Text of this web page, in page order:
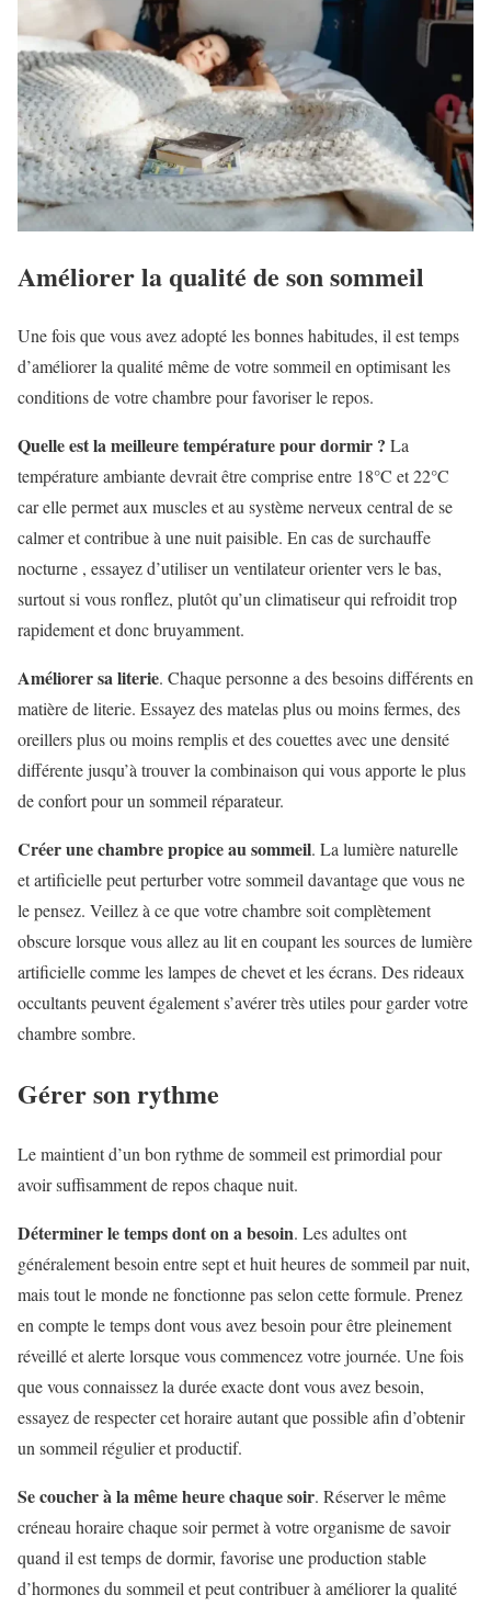
Améliorer la qualité de son sommeil
Une fois que vous avez adopté les bonnes habitudes, il est temps
d’améliorer la qualité même de votre sommeil en optimisant les
conditions de votre chambre pour favoriser le repos.
Quelle est la meilleure température pour dormir ? La
température ambiante devrait être comprise entre 18°C et 22°C
car elle permet aux muscles et au système nerveux central de se
calmer et contribue à une nuit paisible. En cas de surchauffe
nocturne , essayez d’utiliser un ventilateur orienter vers le bas,
surtout si vous ronflez, plutôt qu’un climatiseur qui refroidit trop
rapidement et donc bruyamment.
Améliorer sa literie. Chaque personne a des besoins différents en
matière de literie. Essayez des matelas plus ou moins fermes, des
oreillers plus ou moins remplis et des couettes avec une densité
différente jusqu’à trouver la combinaison qui vous apporte le plus
de confort pour un sommeil réparateur.
Créer une chambre propice au sommeil. La lumière naturelle
et artificielle peut perturber votre sommeil davantage que vous ne
le pensez. Veillez à ce que votre chambre soit complètement
obscure lorsque vous allez au lit en coupant les sources de lumière
artificielle comme les lampes de chevet et les écrans. Des rideaux
occultants peuvent également s’avérer très utiles pour garder votre
chambre sombre.
Gérer son rythme
Le maintient d’un bon rythme de sommeil est primordial pour
avoir suffisamment de repos chaque nuit.
Déterminer le temps dont on a besoin. Les adultes ont
généralement besoin entre sept et huit heures de sommeil par nuit,
mais tout le monde ne fonctionne pas selon cette formule. Prenez
en compte le temps dont vous avez besoin pour être pleinement
réveillé et alerte lorsque vous commencez votre journée. Une fois
que vous connaissez la durée exacte dont vous avez besoin,
essayez de respecter cet horaire autant que possible afin d’obtenir
un sommeil régulier et productif.
Se coucher à la même heure chaque soir. Réserver le même
créneau horaire chaque soir permet à votre organisme de savoir
quand il est temps de dormir, favorise une production stable
d’hormones du sommeil et peut contribuer à améliorer la qualité